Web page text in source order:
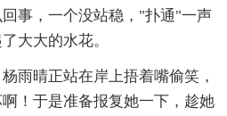
事，一个没站稳，"扑通"一声
大大的水花。
雨晴正站在岸上捂着嘴偷笑，
！于是准备报复她一下，趁她